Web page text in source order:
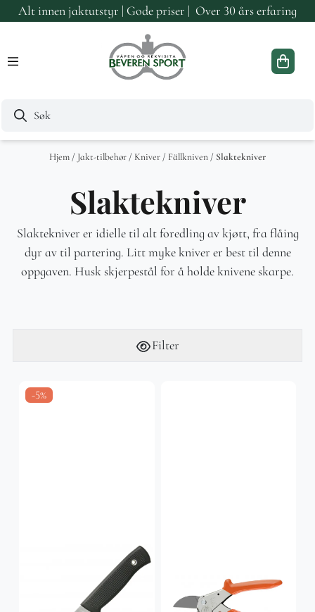
Hopp til innhold
Alt innen jaktutstyr | Gode priser | Over 30 års erfaring
Hjem / Jakt-tilbehør / Kniver / Fällkniven / Slaktekniver
Slaktekniver
Slaktekniver er idielle til alt foredling av kjøtt, fra flåing
dyr av til partering. Litt myke kniver er best til denne
oppgaven. Husk skjerpestål for å holde knivene skarpe.
Filter
-5%